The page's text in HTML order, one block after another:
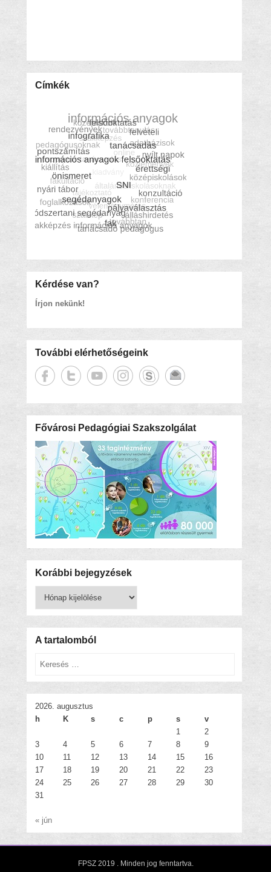
Címkék
Kérdése van?
Írjon nekünk!
További elérhetőségeink
Fővárosi Pedagógiai Szakszolgálat
Korábbi bejegyzések
bejegyzések
A tartalomból
Keresés
2026. augusztus
h
K s c p s
v
1
2
3
4 5 6 7 8
9
10
11 12 13 14 15
16
17
18 19 20 21 22
23
24
25 26 27 28 29
30
31
« jún
FPSZ 2019 . Minden jog fenntartva.